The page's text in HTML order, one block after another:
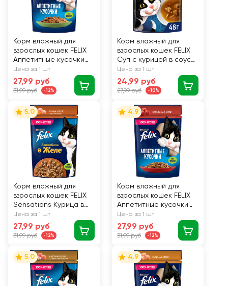
Корм влажный для
взрослых кошек FELIX
Аппетитные кусочки
Кролик в желе, 75г
Цена за 1 шт
27,99 руб
31,99 руб -12%
Корм влажный для
взрослых кошек FELIX
Суп с курицей в соусе,
48г
Цена за 1 шт
24,99 руб
27,99 руб -10%
5.0
Корм влажный для
взрослых кошек FELIX
Sensations Курица в
желе с морковью, 75г
Цена за 1 шт
27,99 руб
31,99 руб -12%
4.9
Корм влажный для
взрослых кошек FELIX
Аппетитные кусочки
Говядина в желе, 75г
Цена за 1 шт
27,99 руб
31,99 руб -12%
5.0 4.9